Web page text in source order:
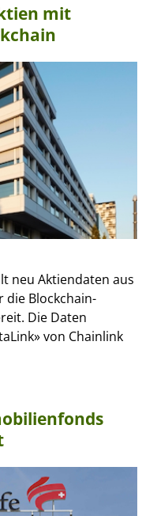
mit
neu Aktiendaten aus
die Blockchain-
Die Daten
von Chainlink